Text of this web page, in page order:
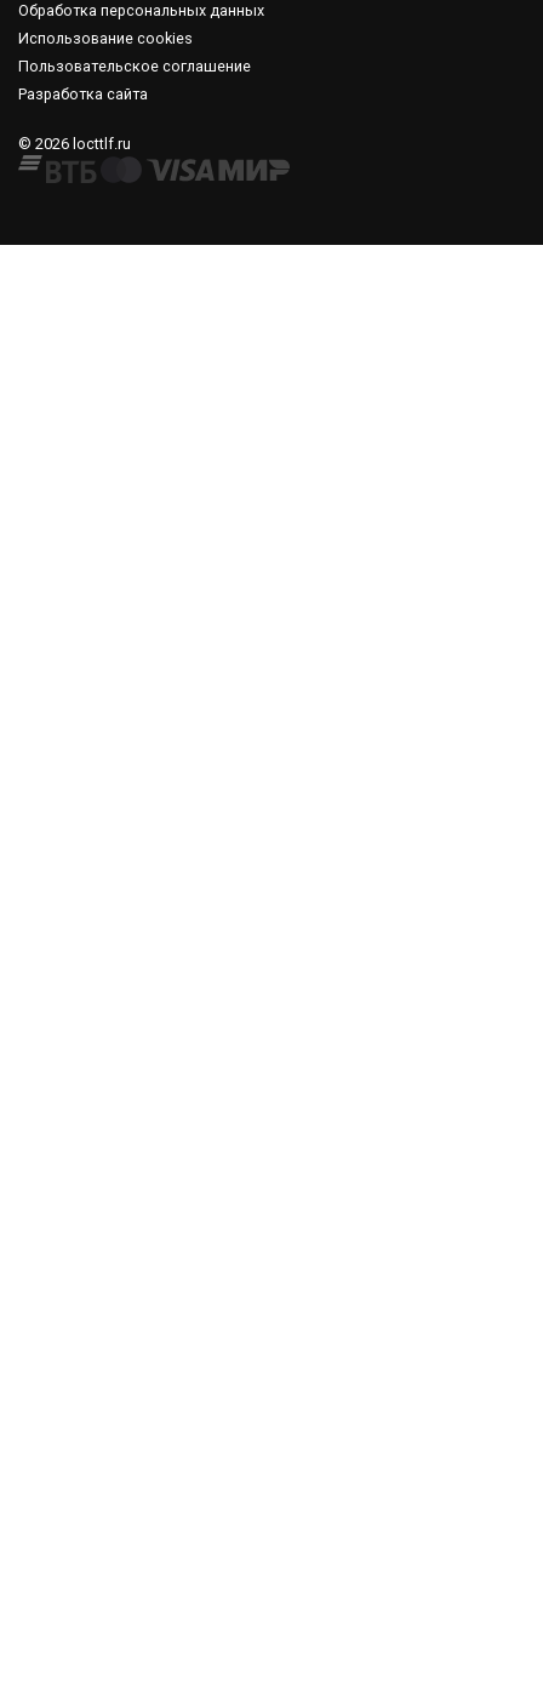
Обработка персональных данных
Использование cookies
Пользовательское соглашение
Разработка сайта
© 2026 locttlf.ru